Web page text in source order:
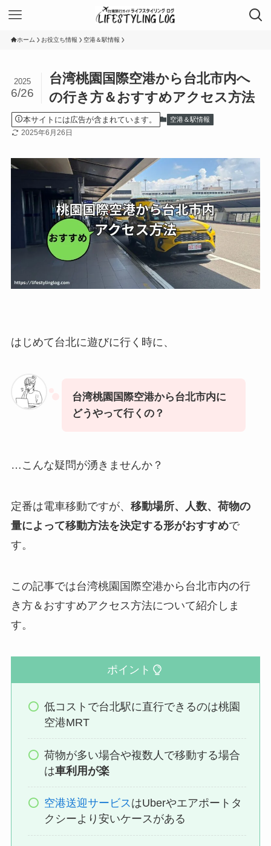
ホーム お役立ち情報 空港＆駅情報
台湾桃園国際空港から台北市内へ
の行き方＆おすすめアクセス方法
2025
6/26
本サイトには広告が含まれています。 空港＆駅情報
2025年6月26日
はじめて台北に遊びに行く時に、
台湾桃園国際空港から台北市内に
どうやって行くの？
…こんな疑問が湧きませんか？
定番は電車移動ですが、 移動場所、人数、荷物の
量によって移動方法を決定する形がおすすめで
す。
この記事では台湾桃園国際空港から台北市内の行
き方＆おすすめアクセス方法について紹介しま
す。
ポイント
低コストで台北駅に直行できるのは桃園
空港MRT
荷物が多い場合や複数人で移動する場合
は車利用が楽
空港送迎サービスはUberやエアポートタ
クシーより安いケースがある